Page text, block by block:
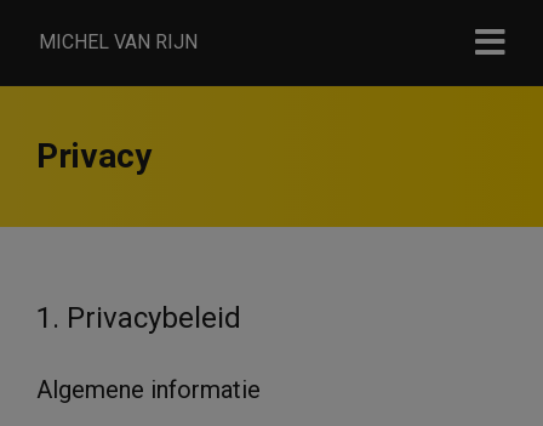
MICHEL VAN RIJN
Privacy
1. Privacybeleid
Algemene informatie